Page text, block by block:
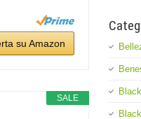
su Amazon
SALE